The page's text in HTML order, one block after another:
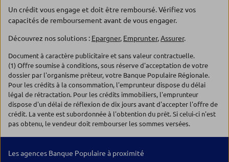
Un crédit vous engage et doit être remboursé. Vérifiez vos
capacités de remboursement avant de vous engager.
Découvrez nos solutions : Epargner, Emprunter,Assurer.
Document à caractère publicitaire et sans valeur contractuelle.
(1) Offre soumise à conditions, sous réserve d'acceptation de votre
dossier par l'organisme prêteur, votre Banque Populaire Régionale.
Pour les crédits à la consommation, l'emprunteur dispose du délai
légal de rétractation. Pour les crédits immobiliers, l'emprunteur
dispose d'un délai de réflexion de dix jours avant d'accepter l'offre de
crédit. La vente est subordonnée à l'obtention du prêt. Si celui-ci n'est
pas obtenu, le vendeur doit rembourser les sommes versées.
Les agences Banque Populaire à proximité